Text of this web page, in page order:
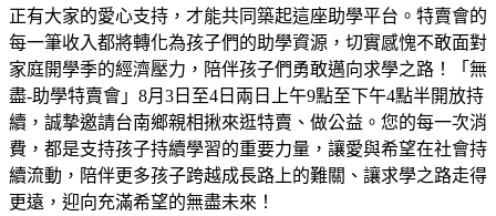
正有大家的愛心支持，才能共同築起這座助學平台。特賣會的
每一筆收入都將轉化為孩子們的助學資源，切實感愧不敢面對
家庭開學季的經濟壓力，陪伴孩子們勇敢邁向求學之路！「無
盡-助學特賣會」8月3日至4日兩日上午9點至下午4點半開放持
續，誠摯邀請台南鄉親相揪來逛特賣、做公益。您的每一次消
費，都是支持孩子持續學習的重要力量，讓愛與希望在社會持
續流動，陪伴更多孩子跨越成長路上的難關、讓求學之路走得
更遠，迎向充滿希望的無盡未來！